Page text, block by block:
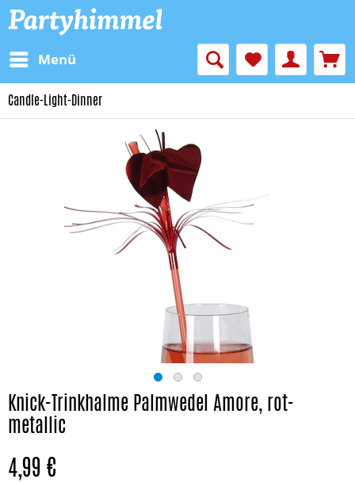
Menü
Candle-Light-Dinner
Knick-Trinkhalme Palmwedel Amore, rot-
metallic
4,99 €